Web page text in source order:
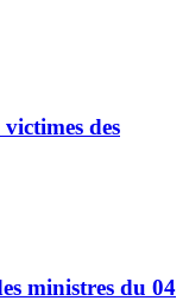
des
ministres du 04